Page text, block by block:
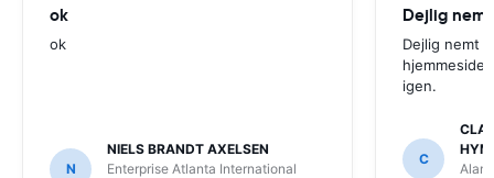
ok
ok
N
NIELS BRANDT AXELSEN
Enterprise Atlanta International
Dejlig
Dejlig nemt
igen.
C